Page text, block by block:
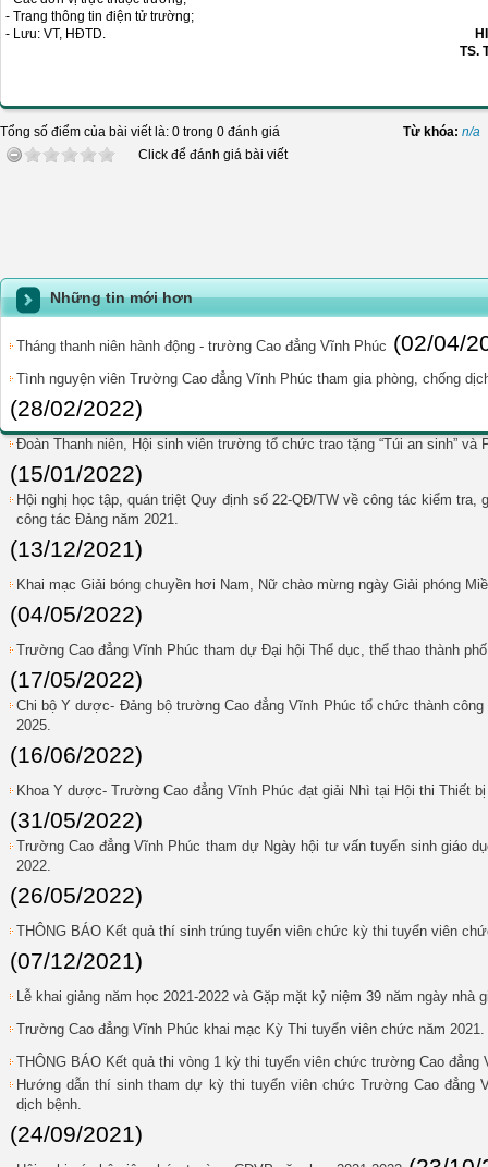
- Trang thông tin điện tử trường;
- Lưu: VT, HĐTD.
TS.
Tổng số điểm của bài viết là: 0 trong 0 đánh giá
Click để đánh giá bài viết
Từ khóa: n/a
Những tin mới hơn
Tháng thanh niên hành động - trường Cao đẳng Vĩnh Phúc (02/04/
Tình nguyện viên Trường Cao đẳng Vĩnh Phúc tham gia phòng, chống
(28/02/2022)
Đoàn Thanh niên, Hội sinh viên trường tổ chức trao tặng “Túi an sinh” và
(15/01/2022)
Hội nghị học tập, quán triệt Quy định số 22-QĐ/TW về công tác kiểm
công tác Đảng năm 2021.
(13/12/2021)
Khai mạc Giải bóng chuyền hơi Nam, Nữ chào mừng ngày Giải phóng
(04/05/2022)
Trường Cao đẳng Vĩnh Phúc tham dự Đại hội Thể dục, thể thao thành
(17/05/2022)
Chi bộ Y dược- Đảng bộ trường Cao đẳng Vĩnh Phúc tổ chức thành
2025.
(16/06/2022)
Khoa Y dược- Trường Cao đẳng Vĩnh Phúc đạt giải Nhì tại Hội thi Thiết
(31/05/2022)
Trường Cao đẳng Vĩnh Phúc tham dự Ngày hội tư vấn tuyển sinh giáo
2022.
(26/05/2022)
THÔNG BÁO Kết quả thí sinh trúng tuyển viên chức kỳ thi tuyển viên
(07/12/2021)
Lễ khai giảng năm học 2021-2022 và Gặp mặt kỷ niệm 39 năm ngày nhà
Trường Cao đẳng Vĩnh Phúc khai mạc Kỳ Thi tuyển viên chức năm 2021.
THÔNG BÁO Kết quả thi vòng 1 kỳ thi tuyển viên chức trường Cao đẳng
Hướng dẫn thí sinh tham dự kỳ thi tuyển viên chức Trường Cao đẳng
dịch bệnh.
(24/09/2021)